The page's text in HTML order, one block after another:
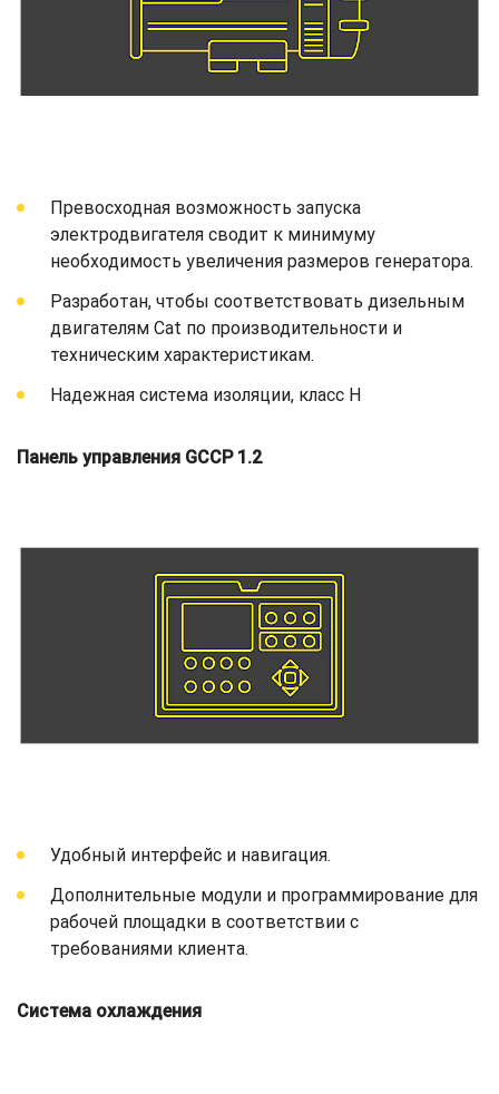
Превосходная возможность запуска
электродвигателя сводит к минимуму
необходимость увеличения размеров генератора.
Разработан, чтобы соответствовать дизельным
двигателям Cat по производительности и
техническим характеристикам.
Надежная система изоляции, класс H
Панель управления GCCP 1.2
Удобный интерфейс и навигация.
Дополнительные модули и программирование для
рабочей площадки в соответствии с
требованиями клиента.
Система охлаждения